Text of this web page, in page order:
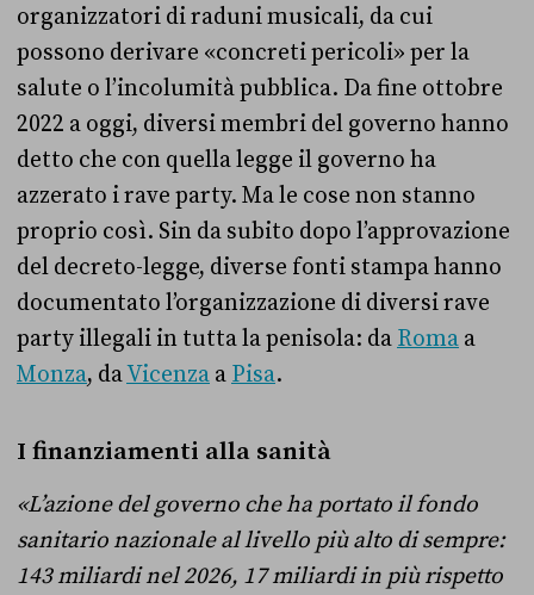
organizzatori di raduni musicali, da cui
possono derivare «concreti pericoli» per la
salute o l’incolumità pubblica. Da fine ottobre
2022 a oggi, diversi membri del governo hanno
detto che con quella legge il governo ha
azzerato i rave party. Ma le cose non stanno
proprio così. Sin da subito dopo l’approvazione
del decreto-legge, diverse fonti stampa hanno
documentato l’organizzazione di diversi rave
party illegali in tutta la penisola: da Roma a
Monza, daVicenza a Pisa.
I finanziamenti alla sanità
«L’azione del governo che ha portato il fondo
sanitario nazionale al livello più alto di sempre:
143 miliardi nel 2026, 17 miliardi in più rispetto